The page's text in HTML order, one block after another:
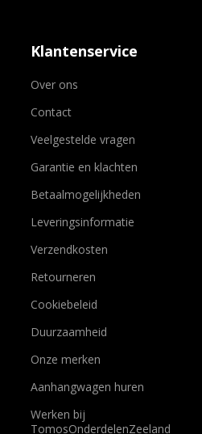
Klantenservice
Over ons
Contact
Veelgestelde vragen
Garantie en klachten
Betaalmogelijkheden
Leveringsinformatie
Verzendkosten
Retourneren
Cookiebeleid
Duurzaamheid
Onze merken
Aanhangwagen huren
Werken bij
TomosOnderdelenZeeland